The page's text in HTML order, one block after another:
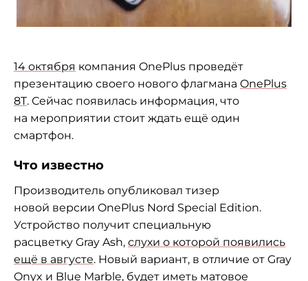
14 октября компания OnePlus проведёт
презентацию своего нового флагмана OnePlus
8T. Сейчас появилась информация, что
на мероприятии стоит ждать ещё один
смартфон.
Что известно
Производитель опубликовал тизер
новой версии OnePlus Nord Special Edition.
Устройство получит специальную
расцветку Gray Ash, слухи о которой появились
ещё в августе. Новый вариант, в отличие от Gray
Onyx и Blue Marble, будет иметь матовое